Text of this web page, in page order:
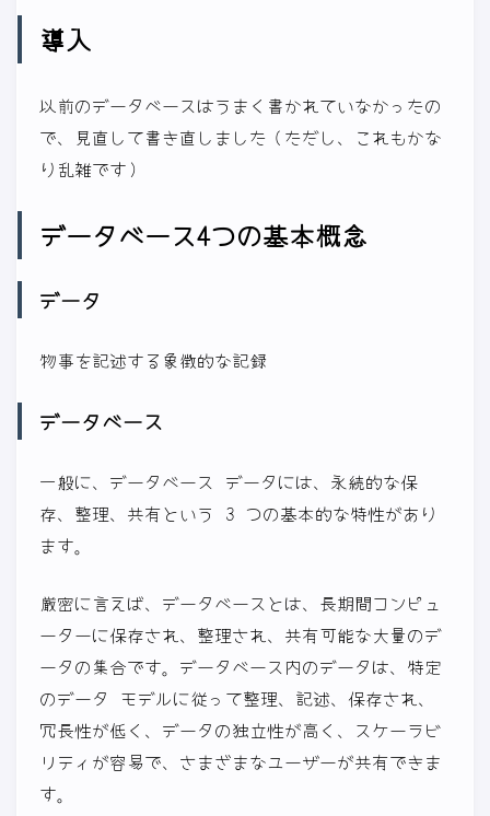
導入
以前のデータベースはうまく書かれていなかったの
で、見直して書き直しました（ただし、これもかな
り乱雑です）
データベース4つの基本概念
データ
物事を記述する象徴的な記録
データベース
一般に、データベース データには、永続的な保
存、整理、共有という 3 つの基本的な特性があり
ます。
厳密に言えば、データベースとは、長期間コンピュ
ーターに保存され、整理され、共有可能な大量のデ
ータの集合です。データベース内のデータは、特定
のデータ モデルに従って整理、記述、保存され、
冗長性が低く、データの独立性が高く、スケーラビ
リティが容易で、さまざまなユーザーが共有できま
す。